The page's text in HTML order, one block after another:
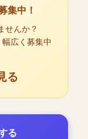
集中！
せんか？
広く募集中
る
る